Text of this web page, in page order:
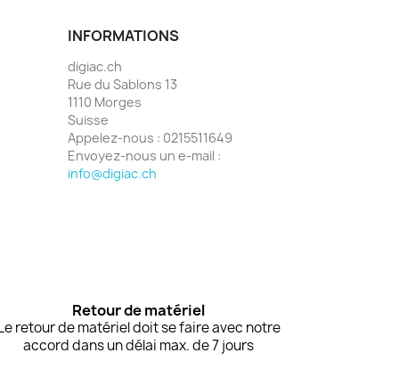
INFORMATIONS
digiac.ch
Rue du Sablons 13
1110 Morges
Suisse
Appelez-nous : 0215511649
Envoyez-nous un e-mail :
info@digiac.ch
Retour de matériel
retour de matériel doit se faire avec notre
accord dans un délai max. de 7 jours